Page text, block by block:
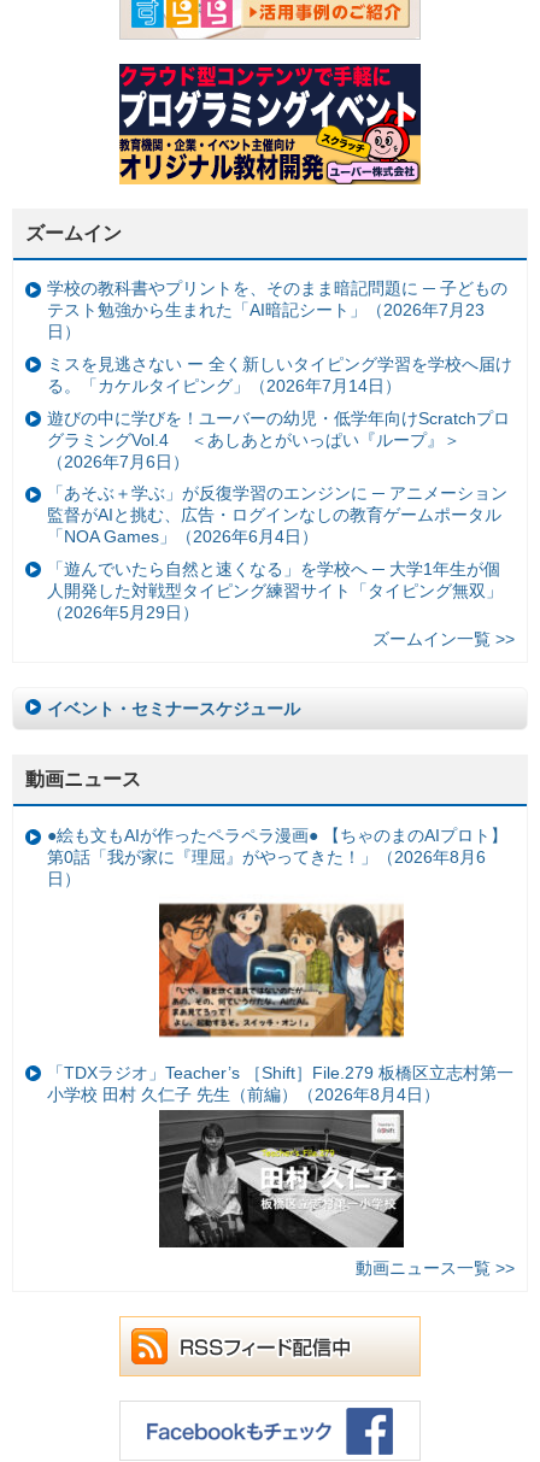
ズームイン
学校の教科書やプリントを、そのまま暗記問題に ─ 子どもの
テスト勉強から生まれた「AI暗記シート」（2026年7月23
日）
ミスを見逃さない ー 全く新しいタイピング学習を学校へ届け
る。「カケルタイピング」（2026年7月14日）
遊びの中に学びを！ユーバーの幼児・低学年向けScratchプロ
グラミングVol.4 ＜あしあとがいっぱい『ループ』＞
（2026年7月6日）
「あそぶ＋学ぶ」が反復学習のエンジンに ─ アニメーション
監督がAIと挑む、広告・ログインなしの教育ゲームポータル
「NOA Games」（2026年6月4日）
「遊んでいたら自然と速くなる」を学校へ ─ 大学1年生が個
人開発した対戦型タイピング練習サイト「タイピング無双」
（2026年5月29日）
ズームイン一覧 >>
イベント・セミナースケジュール
動画ニュース
●絵も文もAIが作ったペラペラ漫画● 【ちゃのまのAIプロト】
第0話「我が家に『理屈』がやってきた！」（2026年8月6
日）
「TDXラジオ」Teacher’s ［Shift］File.279 板橋区立志村第一
小学校 田村 久仁子 先生（前編）（2026年8月4日）
動画ニュース一覧 >>